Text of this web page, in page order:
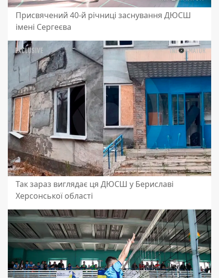
Присвячений 40-й річниці заснування ДЮСШ
імені Сергеєва
Так зараз виглядає ця ДЮСШ у Бериславі
Херсонської області